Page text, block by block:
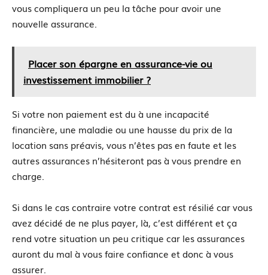
vous compliquera un peu la tâche pour avoir une
nouvelle assurance.
Placer son épargne en assurance-vie ou
investissement immobilier ?
Si votre non paiement est du à une incapacité
financière, une maladie ou une hausse du prix de la
location sans préavis, vous n’êtes pas en faute et les
autres assurances n’hésiteront pas à vous prendre en
charge.
Si dans le cas contraire votre contrat est résilié car vous
avez décidé de ne plus payer, là, c’est différent et ça
rend votre situation un peu critique car les assurances
auront du mal à vous faire confiance et donc à vous
assurer.